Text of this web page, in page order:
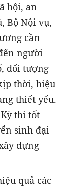
hội, an
Bộ Nội vụ,
cần
người
đối tượng
thời, hiệu
thiết yếu.
thi tốt
sinh đại
dựng
quả các